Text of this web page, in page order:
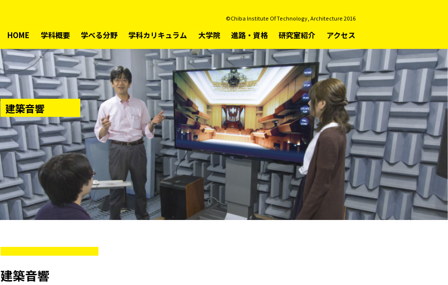
©Chiba Institute Of Technology, Architecture 2016
HOME 学科概要 学べる分野 学科カリキュラム 大学院 進路・資格 研究室紹介 アクセス
建築音響
建築音響